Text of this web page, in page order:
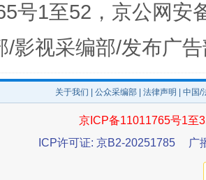
！段成刚被判无期 从幼
号1至52，京公网安
/影视采编部/发布广
关于我们 公众采编部 法律声明 | 中国
京ICP备11011765号1至
ICP许可证: 京B2-20251785
广